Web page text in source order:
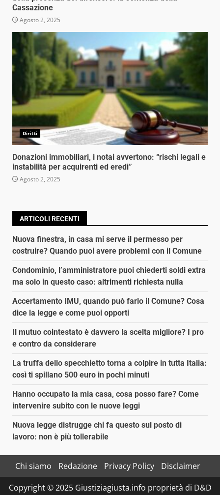
Cassazione
Agosto 2, 2025
Diritti
Donazioni immobiliari, i notai avvertono: “rischi legali e
instabilità per acquirenti ed eredi”
Agosto 2, 2025
ARTICOLI RECENTI
Nuova finestra, in casa mi serve il permesso per
costruire? Quando puoi avere problemi con il Comune
Condominio, l’amministratore puoi chiederti soldi extra
ma solo in questo caso: altrimenti richiesta nulla
Accertamento IMU, quando può farlo il Comune? Cosa
dice la legge e come puoi opporti
Il mutuo cointestato è davvero la scelta migliore? I pro
e contro da considerare
La truffa dello specchietto torna a colpire in tutta Italia:
così ti spillano 500 euro in pochi minuti
Hanno occupato la mia casa, cosa posso fare? Come
intervenire subito con le nuove leggi
Nuova legge distrugge chi fa questo sul posto di
lavoro: non è più tollerabile
Chi siamo Redazione Privacy Policy
Disclaimer
Copyright © 2025 Giustiziagiusta.info proprietà di D&D